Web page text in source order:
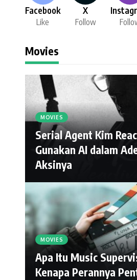
Facebook
Like
X
Follow
Movies
MOVIES
Serial Agent Kim
Gunakan AI dalam
Aksinya
MOVIES
Apa Itu Music
Kenapa Perannya